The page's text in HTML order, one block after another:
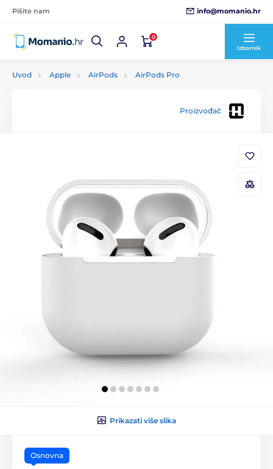
Pišite nam info@momanio.hr
0
Izbornik
Uvod Apple AirPods AirPods Pro
Proizvođač
Prikazati više slika
Osnovna